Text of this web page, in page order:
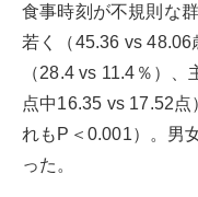
食事時刻が不規則な
若く（45.36 vs 48.06
（28.4 vs 11.4％）
点中16.35 vs 17.52
れもP＜0.001）。男
った。